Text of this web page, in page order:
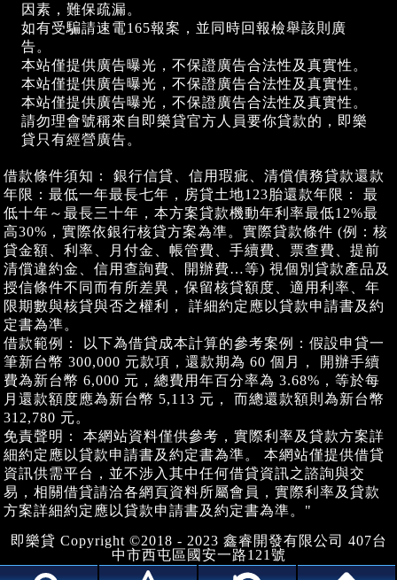
因素，難保疏漏。
如有受騙請速電165報案，並同時回報檢舉該則廣
告。
本站僅提供廣告曝光，不保證廣告合法性及真實性。
本站僅提供廣告曝光，不保證廣告合法性及真實性。
本站僅提供廣告曝光，不保證廣告合法性及真實性。
請勿理會號稱來自即樂貸官方人員要你貸款的，即樂
貸只有經營廣告。
借款條件須知： 銀行信貸、信用瑕疵、清償債務貸款還款
年限：最低一年最長七年，房貸土地123胎還款年限： 最
低十年～最長三十年，本方案貸款機動年利率最低12%最
高30%，實際依銀行核貸方案為準。實際貸款條件 (例：核
貸金額、利率、月付金、帳管費、手續費、票查費、提前
清償違約金、信用查詢費、開辦費…等) 視個別貸款產品及
授信條件不同而有所差異，保留核貸額度、適用利率、年
限期數與核貸與否之權利， 詳細約定應以貸款申請書及約
定書為準。
借款範例： 以下為借貸成本計算的參考案例：假設申貸一
筆新台幣 300,000 元款項，還款期為 60 個月， 開辦手續
費為新台幣 6,000 元，總費用年百分率為 3.68%，等於每
月還款額度應為新台幣 5,113 元， 而總還款額則為新台幣
312,780 元。
免責聲明： 本網站資料僅供參考，實際利率及貸款方案詳
細約定應以貸款申請書及約定書為準。 本網站僅提供借貸
資訊供需平台，並不涉入其中任何借貸資訊之諮詢與交
易，相關借貸請洽各網頁資料所屬會員，實際利率及貸款
方案詳細約定應以貸款申請書及約定書為準。"
即樂貸 Copyright ©2018 - 2023 鑫睿開發有限公司 407台
中市西屯區國安一路121號